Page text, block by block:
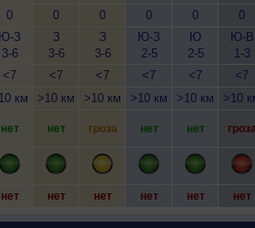
0
Ю-З
3-6
<7
км
нет
нет
0
З
3-6
<7
>10 км
нет
нет
0
З
3-6
<7
>10 км
гроза
нет
0
Ю-З
2-5
<7
>10 км
нет
нет
0
Ю
2-5
<7
>10 км
нет
нет
0
Ю-В
1-3
<7
>10
нет